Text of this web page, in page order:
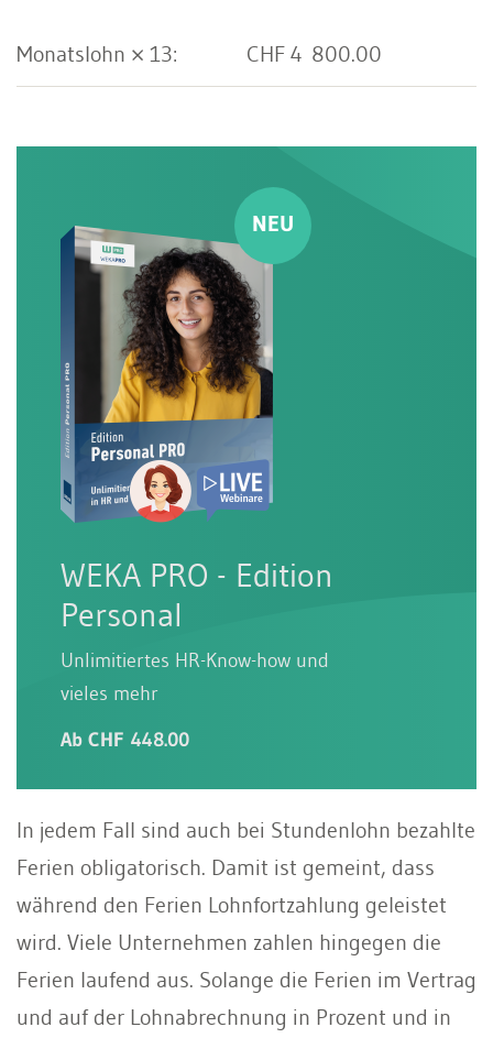
CHF 4 800.00
WEKA PRO - Edition
Personal
Unlimitiertes HR-Know-how und
vieles mehr
Ab CHF 448.00
In jedem Fall sind auch bei Stundenlohn bezahlte
Ferien obligatorisch. Damit ist gemeint, dass
während den Ferien Lohnfortzahlung geleistet
wird. Viele Unternehmen zahlen hingegen die
Ferien laufend aus. Solange die Ferien im Vertrag
und auf der Lohnabrechnung in Prozent und in